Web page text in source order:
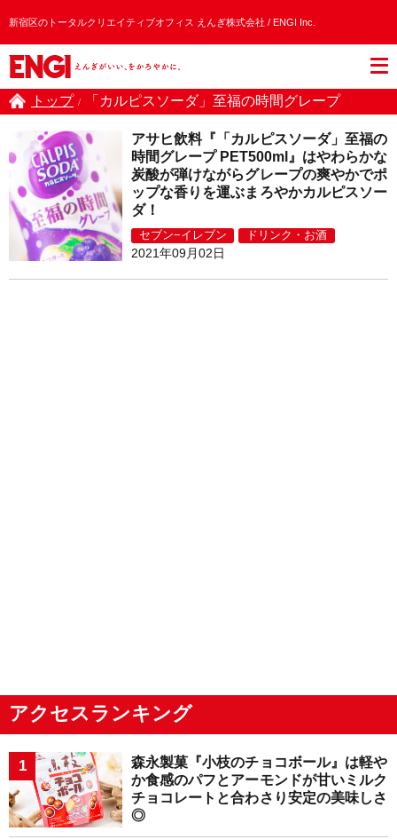
新宿区のトータルクリエイティブオフィス えんぎ株式会社 / ENGI Inc.
トップ / 「カルピスソーダ」至福の時間グレープ
アサヒ飲料『「カルピスソーダ」至福の
時間グレープ PET500ml』はやわらかな
炭酸が弾けながらグレープの爽やかでポ
ップな香りを運ぶまろやかカルピスソー
ダ！
セブン−イレブン ドリンク・お酒
2021年09月02日
アクセスランキング
森永製菓『小枝のチョコボール』は軽や
か食感のパフとアーモンドが甘いミルク
チョコレートと合わさり安定の美味しさ
◎